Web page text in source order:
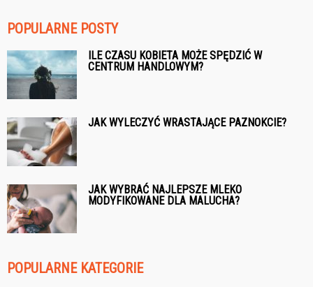
POPULARNE POSTY
ILE CZASU KOBIETA MOŻE SPĘDZIĆ W
CENTRUM HANDLOWYM?
JAK WYLECZYĆ WRASTAJĄCE PAZNOKCIE?
JAK WYBRAĆ NAJLEPSZE MLEKO
MODYFIKOWANE DLA MALUCHA?
POPULARNE KATEGORIE